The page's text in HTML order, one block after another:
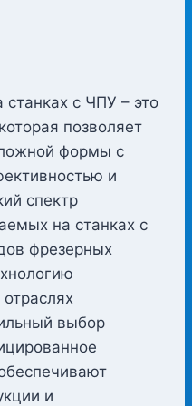
станках с ЧПУ – это
позволяет
формы с
и
спектр
на станках с
фрезерных
выбор
и